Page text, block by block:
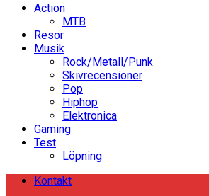
Action
MTB
Resor
Musik
Rock/Metall/Punk
Skivrecensioner
Pop
Hiphop
Elektronica
Gaming
Test
Löpning
Kontakt